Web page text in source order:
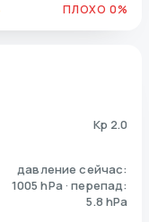
ПЛОХО 0%
Kp 2.0
давление сейчас:
1005 hPa · перепад:
5.8 hPa